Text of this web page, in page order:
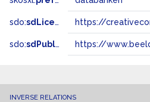
sdo:sdLicense
sdo:sdPublisher https://
INVERSE RELATIONS